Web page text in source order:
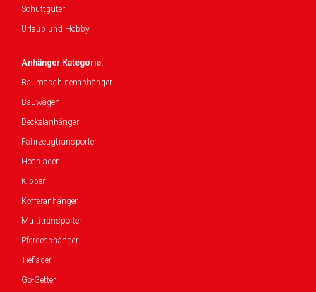
Schüttgüter
Urlaub und Hobby
Anhänger Kategorie:
Baumaschinenanhänger
Bauwagen
Deckelanhänger
Fahrzeugtransporter
Hochlader
Kipper
Kofferanhänger
Multitransporter
Pferdeanhänger
Tieflader
Go-Getter